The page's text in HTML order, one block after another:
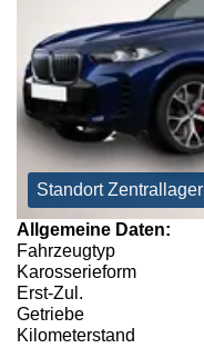
Standort Zentrallager
Allgemeine Daten:
Fahrzeugtyp
Karosserieform
Erst-Zul.
Getriebe
Kilometerstand